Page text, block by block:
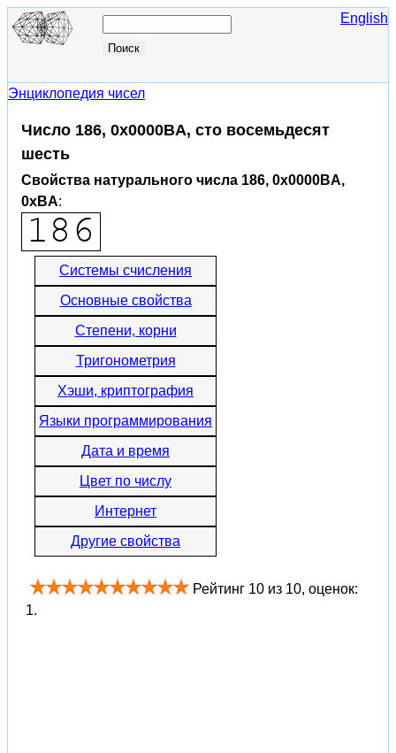
English
Энциклопедия чисел
Число 186, 0x0000BA, сто восемьдесят
шесть
Свойства натурального числа 186, 0x0000BA,
0xBA:
Системы счисления
Основные свойства
Степени, корни
Тригонометрия
Хэши, криптография
Языки программирования
Дата и время
Цвет по числу
Интернет
Другие свойства
Рейтинг 10 из 10, оценок:
1.